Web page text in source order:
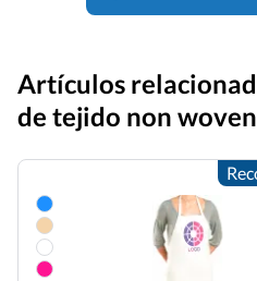
Artículos
de tejido non